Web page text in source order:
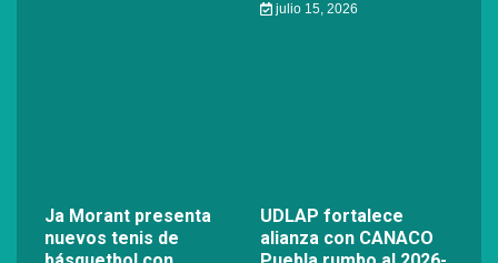
julio 15, 2026
Ja Morant presenta
nuevos tenis de
UDLAP fortalece
alianza con CANACO